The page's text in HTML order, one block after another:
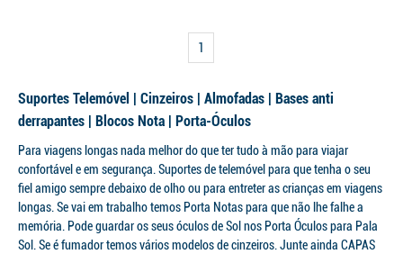
1
Suportes Telemóvel | Cinzeiros | Almofadas | Bases anti
derrapantes | Blocos Nota | Porta-Óculos
Para viagens longas nada melhor do que ter tudo à mão para viajar
confortável e em segurança. Suportes de telemóvel para que tenha o seu
fiel amigo sempre debaixo de olho ou para entreter as crianças em viagens
longas. Se vai em trabalho temos Porta Notas para que não lhe falhe a
memória. Pode guardar os seus óculos de Sol nos Porta Óculos para Pala
Sol. Se é fumador temos vários modelos de cinzeiros. Junte ainda CAPAS